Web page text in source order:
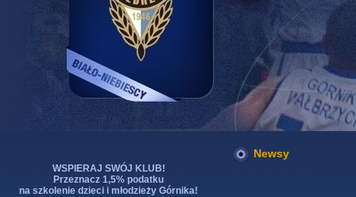
WSPIERAJ SWÓJ KLUB!
Przeznacz 1,5% podatku
na szkolenie dzieci i młodzieży Górnika!
Newsy